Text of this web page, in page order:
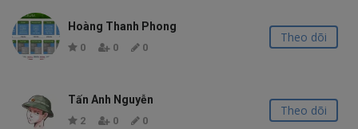
Hoàng Thanh Phong
0 0 0
Theo dõi
Tấn Anh Nguyễn
2 0 0
Theo dõi